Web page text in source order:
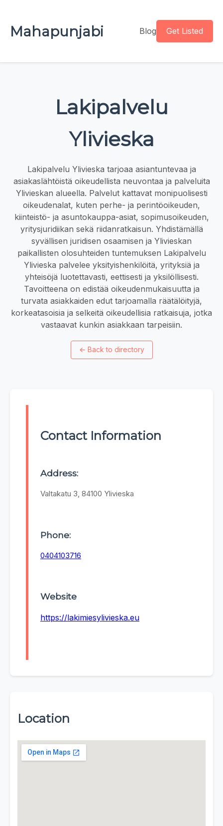
Mahapunjabi Blog Get Listed
Lakipalvelu
Ylivieska
Lakipalvelu Ylivieska tarjoaa asiantuntevaa ja
asiakaslähtöistä oikeudellista neuvontaa ja palveluita
Ylivieskan alueella. Palvelut kattavat monipuolisesti
oikeudenalat, kuten perhe- ja perintöoikeuden,
kiinteistö- ja asuntokauppa-asiat, sopimusoikeuden,
yritysjuridiikan sekä riidanratkaisun. Yhdistämällä
syvällisen juridisen osaamisen ja Ylivieskan
paikallisten olosuhteiden tuntemuksen Lakipalvelu
Ylivieska palvelee yksityishenkilöitä, yrityksiä ja
yhteisöjä luotettavasti, eettisesti ja yksilöllisesti.
Tavoitteena on edistää oikeudenmukaisuutta ja
turvata asiakkaiden edut tarjoamalla räätälöityjä,
korkeatasoisia ja selkeitä oikeudellisia ratkaisuja, jotka
vastaavat kunkin asiakkaan tarpeisiin.
← Back to directory
Contact Information
Address:
Valtakatu 3, 84100 Ylivieska
Phone:
0404103716
Website
https://lakimiesylivieska.eu
Location